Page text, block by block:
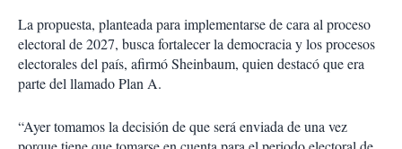
La propuesta, planteada para implementarse de cara al proceso
electoral de 2027, busca fortalecer la democracia y los procesos
electorales del país, afirmó Sheinbaum, quien destacó que era
parte del llamado Plan A.
“Ayer tomamos la decisión de que será enviada de una vez